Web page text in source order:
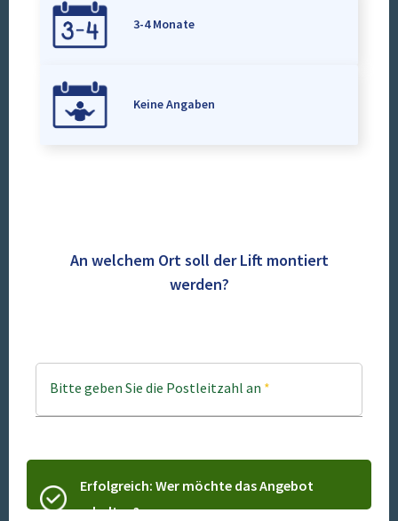
3-4 Monate
Keine Angaben
An welchem Ort soll der Lift montiert
werden?
Bitte geben Sie die Postleitzahl an *
Erfolgreich: Wer möchte das Angebot
erhalten?